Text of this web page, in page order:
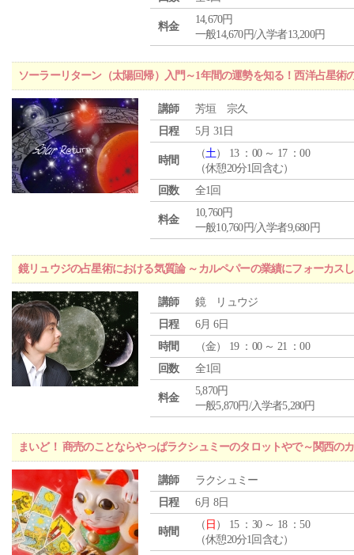
料金
14,670円
一般14,670円/入学者13,200円
ソーラーリターン（太陽回帰）入門～1年間の運勢を知る！西洋占星術
講師
芳垣 宗久
日程
5月 31日
時間
（土） 13 ：00 ～ 17 ：00
（休憩20分1回含む）
回数
全1回
料金
10,760円
一般10,760円/入学者9,680円
鏡リュウジの占星術における気質論 ～カルペパーの業績にフォーカス
講師
鏡 リュウジ
日程
6月 6日
時間
（金） 19 ：00 ～ 21 ：00
回数
全1回
料金
5,870円
一般5,870円/入学者5,280円
まいど！ 商売のことならやっぱラクシュミーのタロットやで～関西の
講師
ラクシュミー
日程
6月 8日
時間
（ 日 ） 15 ：30 ～ 18 ：50
（休憩20分1回含む）